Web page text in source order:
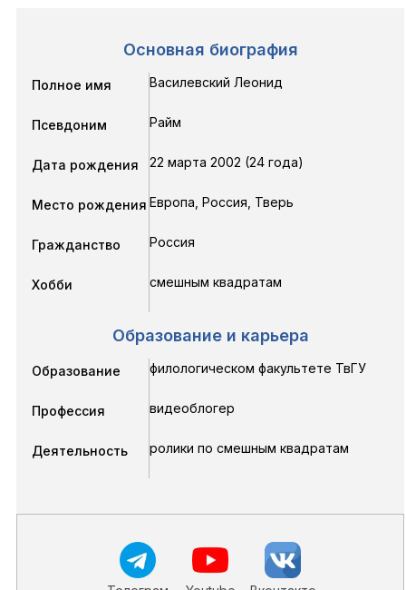
Основная биография
Полное имя Василевский Леонид
Псевдоним Райм
Дата рождения 22 марта 2002 (24 года)
Место рождения Европа, Россия, Тверь
Гражданство Россия
Хобби смешным квадратам
Образование и карьера
Образование филологическом факультете ТвГУ
Профессия видеоблогер
Деятельность ролики по смешным квадратам